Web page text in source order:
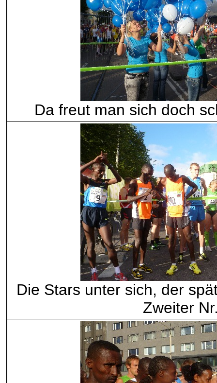
Da freut man sich doch
Die Stars unter sich, der
Zweiter